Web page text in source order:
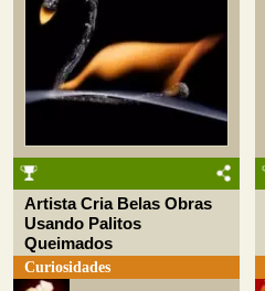
Artista Cria Belas Obras
Usando Palitos
Queimados
Curiosidades